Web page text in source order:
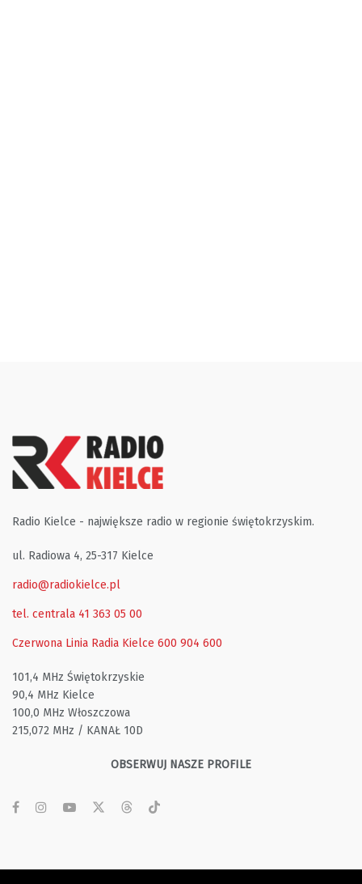
Radio Kielce - największe radio w regionie świętokrzyskim.
ul. Radiowa 4, 25-317 Kielce
radio@radiokielce.pl
tel. centrala 41 363 05 00
Czerwona Linia Radia Kielce 600 904 600
101,4 MHz Świętokrzyskie
90,4 MHz Kielce
100,0 MHz Włoszczowa
215,072 MHz / KANAŁ 10D
OBSERWUJ NASZE PROFILE